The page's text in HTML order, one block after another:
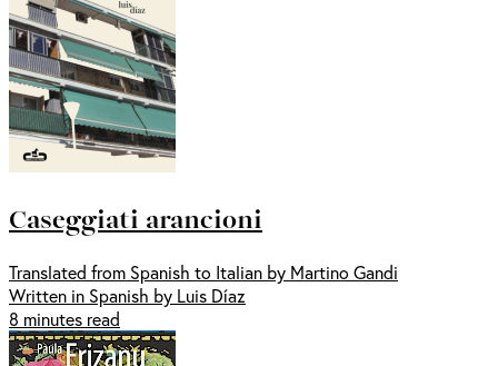
Caseggiati arancioni
Translated from Spanish to Italian by Martino Gandi
Written in Spanish by Luis Díaz
8 minutes read